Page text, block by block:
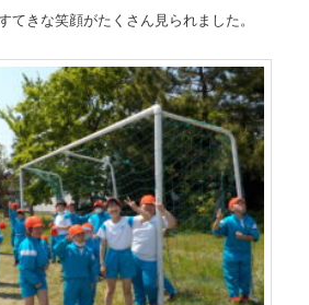
てきな笑顔がたくさん見られました。